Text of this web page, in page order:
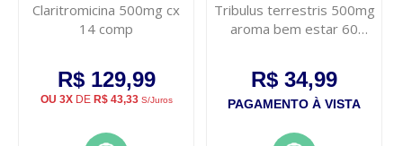
Claritromicina 500mg cx
14 comp
R$ 129,99
OU 3XDE R$ 43,33S/Juros
Tribulus terrestris 500mg
aroma bem estar 60
R$ 34,99
PAGAMENTO À VISTA